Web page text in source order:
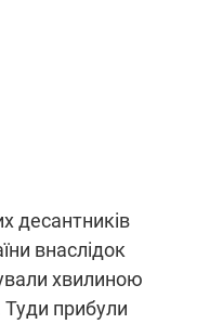
десантників
внаслідок
хвилиною
прибули